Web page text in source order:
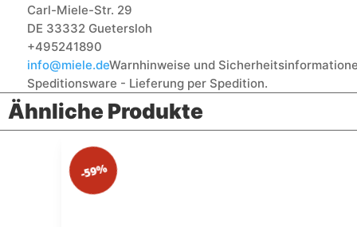
Carl-Miele-Str. 29
DE 33332 Guetersloh
+495241890
info@miele.deWarnhinweise und
Speditionsware - Lieferung per Spedition.
Ähnliche Produkte
-59%